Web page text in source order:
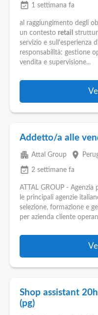
event_available 1 settimana fa
al raggiungimento degli
un contesto retail
servizio e sull'esperienza
responsabilità: gestione
vendita e supervisione...
Addetto/a alle
apartment Attal Group place
event_available 2 settimane fa
ATTAL GROUP - Agenzia
le principali agenzie
selezione, formazione e
per azienda cliente
Shop assistant
(pg)